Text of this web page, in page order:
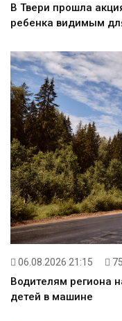
В Твери прошла
ребенка видимым
06.08.2026 21:15 75
Водителям региона
детей в машине